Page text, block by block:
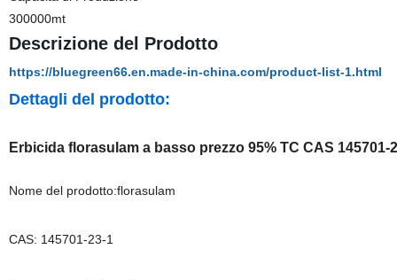
300000mt
Descrizione del Prodotto
https://bluegreen66.en.made-in-china.com/product-list-1.html
Dettagli del prodotto:
Erbicida florasulam a basso prezzo 95% TC CAS 145701-
Nome del prodotto:florasulam
CAS: 145701-23-1